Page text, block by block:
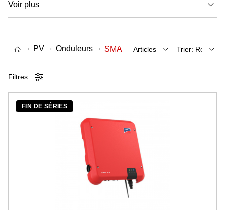
Voir plus
PV Onduleurs SMA
Filtres
FIN DE SÉRIES